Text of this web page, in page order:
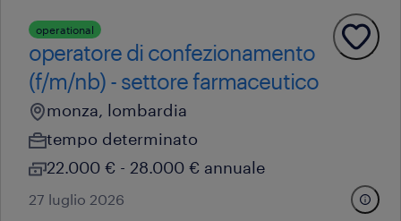
operational
operatore di confezionamento
(f/m/nb) - settore farmaceutico
monza, lombardia
tempo determinato
22.000 € - 28.000 € annuale
27 luglio 2026